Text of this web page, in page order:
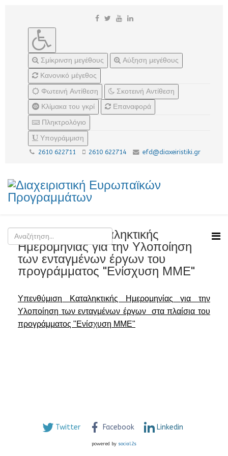
Σμίκρινση μεγέθους
Αύξηση μεγέθους
Κανονικό μέγεθος
Φωτεινή Αντίθεση
Σκοτεινή Αντίθεση
Κλίμακα του γκρί
Επαναφορά
Πληκτρολόγιο
Υπογράμμιση
2610 622711 2610 622714 efd@diaxeiristiki.gr
Υπενθύμιση Καταληκτικής
Ημερομηνίας για την Υλοποίηση
των ενταγμένων έργων του
προγράμματος "Ενίσχυση ΜΜΕ"
Υπενθύμιση Καταληκτικής Ημερομηνίας για την
Υλοποίηση των ενταγμένων έργων στα πλαίσια του
προγράμματος "Ενίσχυση ΜΜΕ"
Twitter Facebook Linkedin
powered by social2s